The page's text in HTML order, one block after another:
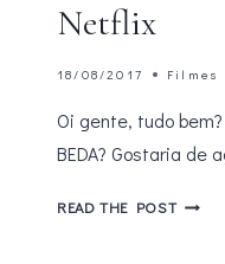
Netflix
18/08/2017 Filmes
Oi gente, tudo
BEDA? Gostaria de
READ THE POST5